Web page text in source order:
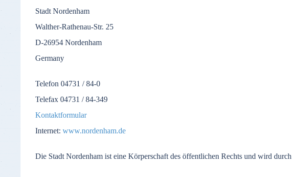
Stadt Nordenham
Walther-Rathenau-Str. 25
D-26954 Nordenham
Germany
Telefon 04731 / 84-0
Telefax 04731 / 84-349
Kontaktformular
Internet: www.nordenham.de
Die Stadt Nordenham ist eine Körperschaft des öffentlichen Rechts und wird durch